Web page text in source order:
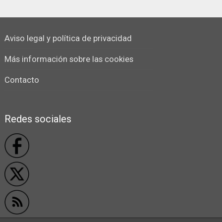
Aviso legal y política de privacidad
Más información sobre las cookies
Contacto
Redes sociales